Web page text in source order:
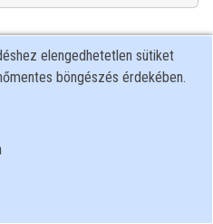
elengedhetetlen sütiket
böngészés érdekében.